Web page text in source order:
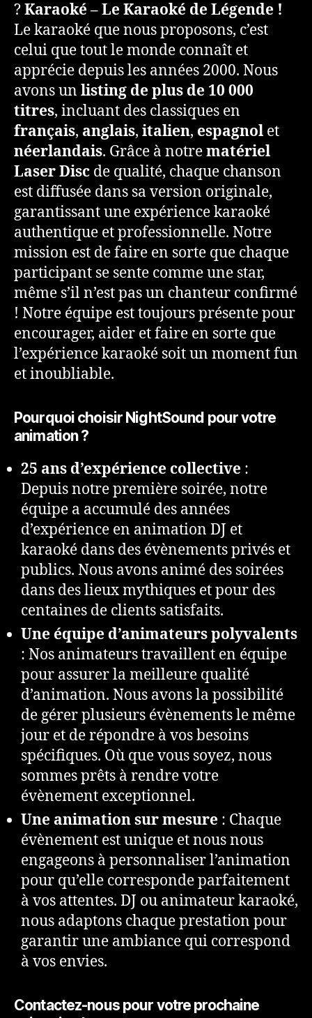
?Karaoké – Le Karaoké de Légende !
Le karaoké que nous proposons, c’est
celui que tout le monde connaît et
apprécie depuis les années 2000. Nous
avons un listing de plus de 10 000
titres, incluant des classiques en
français, anglais, italien, espagnol et
néerlandais. Grâce à notrematériel
Laser Disc de qualité, chaque chanson
est diffusée dans sa version originale,
garantissant une expérience karaoké
authentique et professionnelle. Notre
mission est de faire en sorte que chaque
participant se sente comme une star,
même s’il n’est pas un chanteur confirmé
! Notre équipe est toujours présente pour
encourager, aider et faire en sorte que
l’expérience karaoké soit un moment fun
et inoubliable.
Pourquoi choisir NightSound pour votre
animation ?
25 ans d’expérience collective :
Depuis notre première soirée, notre
équipe a accumulé des années
d’expérience en animation DJ et
karaoké dans des évènements privés et
publics. Nous avons animé des soirées
dans des lieux mythiques et pour des
centaines de clients satisfaits.
Une équipe d’animateurs polyvalents
: Nos animateurs travaillent en équipe
pour assurer la meilleure qualité
d’animation. Nous avons la possibilité
de gérer plusieurs évènements le même
jour et de répondre à vos besoins
spécifiques. Où que vous soyez, nous
sommes prêts à rendre votre
évènement exceptionnel.
Une animation sur mesure : Chaque
évènement est unique et nous nous
engageons à personnaliser l’animation
pour qu’elle corresponde parfaitement
à vos attentes. DJ ou animateur karaoké,
nous adaptons chaque prestation pour
garantir une ambiance qui correspond
à vos envies.
Contactez-nous pour votre prochaine